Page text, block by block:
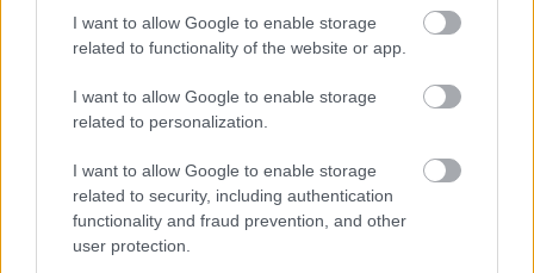
I want to allow Google to enable storage
related to functionality of the website or app.
I want to allow Google to enable storage
related to personalization.
I want to allow Google to enable storage
related to security, including authentication
functionality and fraud prevention, and other
user protection.
Ακολουθήστε το iatronet.gr
Widgets
Ενσωματώστε περιεχόμενο του iatronet.gr στο site σας